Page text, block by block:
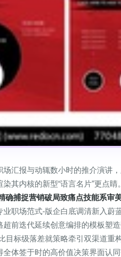
汇报与动辄数小时的推介演讲
其内核的新型“语言名片”更点
确捕捉营销破局致痛点技能系审
职场范式-版企白底调清新入
前迭代延续创意编排的模板塑
目标级落差就策略牵引双渠道
体签于时的高价值决策界面认